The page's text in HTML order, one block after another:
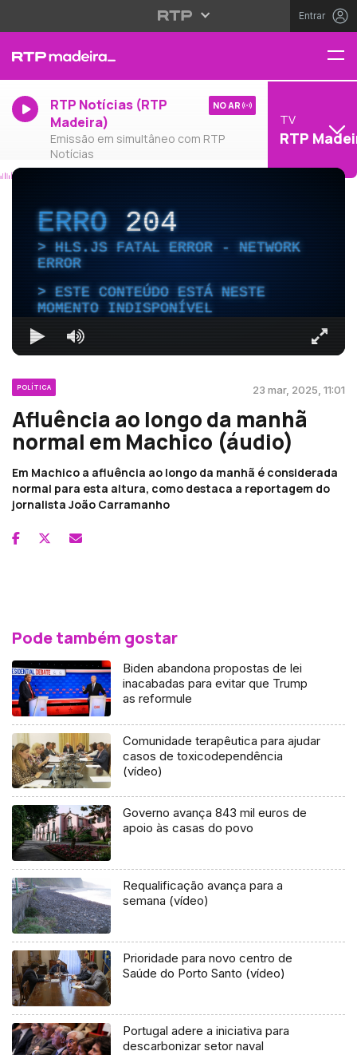
Entrar
RTP Notícias (RTP
Madeira)
Emissão em simultâneo com RTP
Notícias
NO AR
TV
RTP
ERRO204
HLS.JS FATAL ERROR - NETWORK
ERROR
ESTE CONTEÚDO ESTÁ NESTE
MOMENTO INDISPONÍVEL
POLÍTICA 23 mar, 2025, 11:01
Afluência ao longo da manhã
normal em Machico (áudio)
Em Machico a afluência ao longo da manhã é considerada
normal para esta altura, como destaca a reportagem do
jornalista João Carramanho
Pode também gostar
Biden abandona propostas de lei
inacabadas para evitar que Trump
as reformule
Comunidade terapêutica para ajudar
casos de toxicodependência
(vídeo)
Governo avança 843 mil euros de
apoio às casas do povo
Requalificação avança para a
semana (vídeo)
Prioridade para novo centro de
Saúde do Porto Santo (vídeo)
Portugal adere a iniciativa para
descarbonizar setor naval